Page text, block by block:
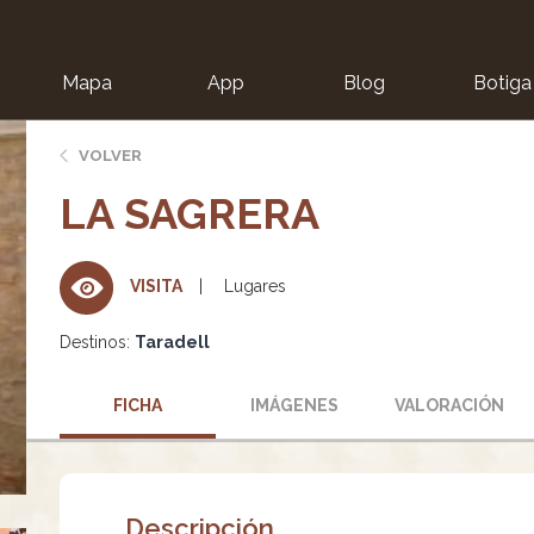
Mapa App Blog Botiga
VOLVER
LA SAGRERA
VISITA Lugares
Destinos: Taradell
FICHA IMÁGENES VALORACIÓN